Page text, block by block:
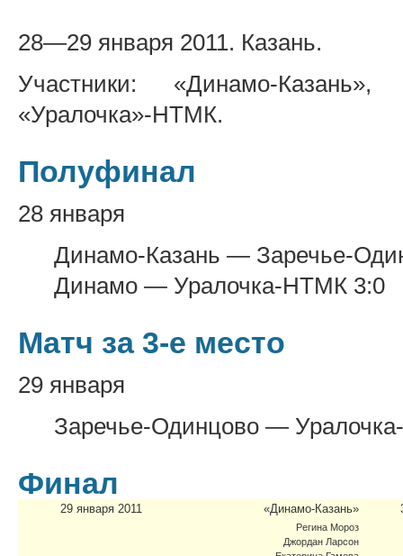
28—29 января 2011. Казань.
Участники: «Динамо-Казань»,
«Уралочка»-НТМК.
Полуфинал
28 января
Динамо-Казань — Заречье-
Динамо — Уралочка-НТМК 3:0
Матч за 3-е место
29 января
Заречье-Одинцово —
Финал
29 января 2011 «Динамо-Казань»
Регина Мороз
Джордан Ларсон